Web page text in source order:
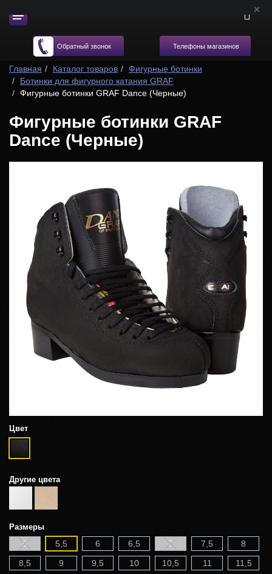
Обратный звонок Телефоны магазинов
Главная Каталог товаров
Фигурные ботинки
Ботинки для фигурного катания GRAF
Фигурные ботинки GRAF Dance (Черные)
Фигурные ботинки GRAF
Dance (Черные)
Цвет
Другие цвета
Размеры
5 5,5 6 6,5 7 7,5
8
8,5
9 9,5 10 10,5 11 11,5